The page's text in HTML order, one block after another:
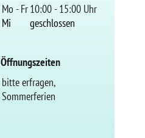
Mo - Fr10:00 - 15:00 Uhr
Mi
geschlossen
Öffnungszeiten
bitte erfragen,
Sommerferien